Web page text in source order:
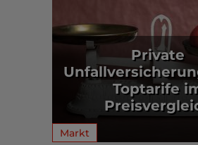
Private
Toptarife
Markt